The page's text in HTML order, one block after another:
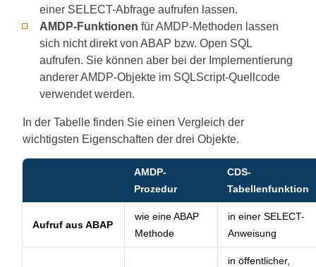
einer SELECT-Abfrage aufrufen lassen.
AMDP-Funktionen für AMDP-Methoden lassen
sich nicht direkt von ABAP bzw. Open SQL
aufrufen. Sie können aber bei der Implementierung
anderer AMDP-Objekte im SQLScript-Quellcode
verwendet werden.
In der Tabelle finden Sie einen Vergleich der
wichtigsten Eigenschaften der drei Objekte.
AMDP-
Prozedur
CDS-
Tabellenfunktion
Aufruf aus ABAP
wie eine ABAP
Methode
in einer SELECT-
Anweisung
in öffentlicher,